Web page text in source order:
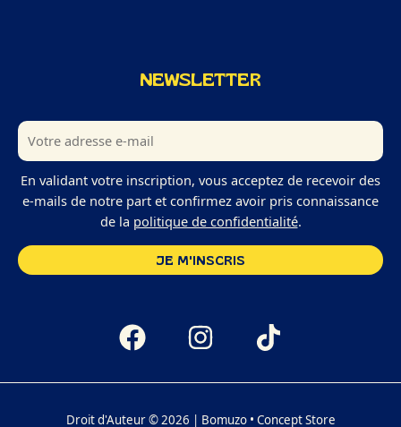
NEWSLETTER
En validant votre inscription, vous acceptez de recevoir des
e-mails de notre part et confirmez avoir pris connaissance
de la politique de confidentialité.
Droit d'Auteur © 2026 | Bomuzo • Concept Store